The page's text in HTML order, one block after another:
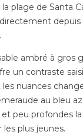
plage de Santa
depuis
ambré à gros
un contraste
les nuances
au bleu
et peu profondes
plus jeunes.